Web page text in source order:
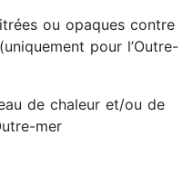
ou opaques contre
pour l’Outre-
de chaleur et/ou de
mer